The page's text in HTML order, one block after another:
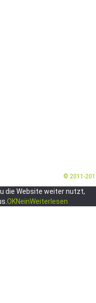
© 2011-
die Website weiter nutzt,
OKNeinWeiterlesen